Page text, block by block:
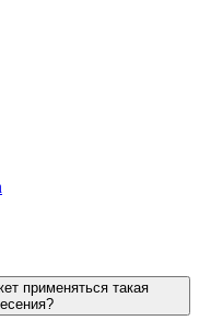
применяться такая